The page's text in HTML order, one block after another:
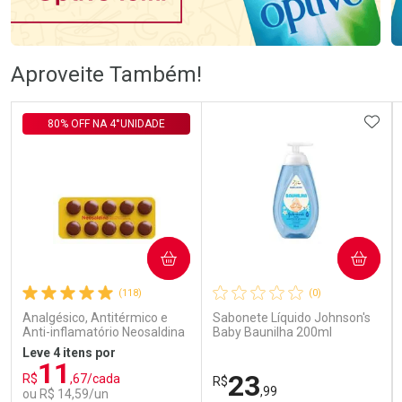
Comprar sem Desconto
Por R$ 105,99/cada
Comprar sem Desconto
Por R$ 105,99/cada
Comprar sem Desconto
Comprar sem Desconto
Aproveite Também!
(118)
Analgésico, Antitérmico e
Anti-inflamatório Neosaldina
30mg + 300mg + 30mg 10
Drágeas
80% OFF NA 4°UNIDADE
Leve 4 itens por
R$11 ,67/cada
ou R$ 14,59/un
COMPRAR
(0)
Sabonete Líquido Johnson's
Baby Baunilha 200ml
R$23,99
COMPRAR